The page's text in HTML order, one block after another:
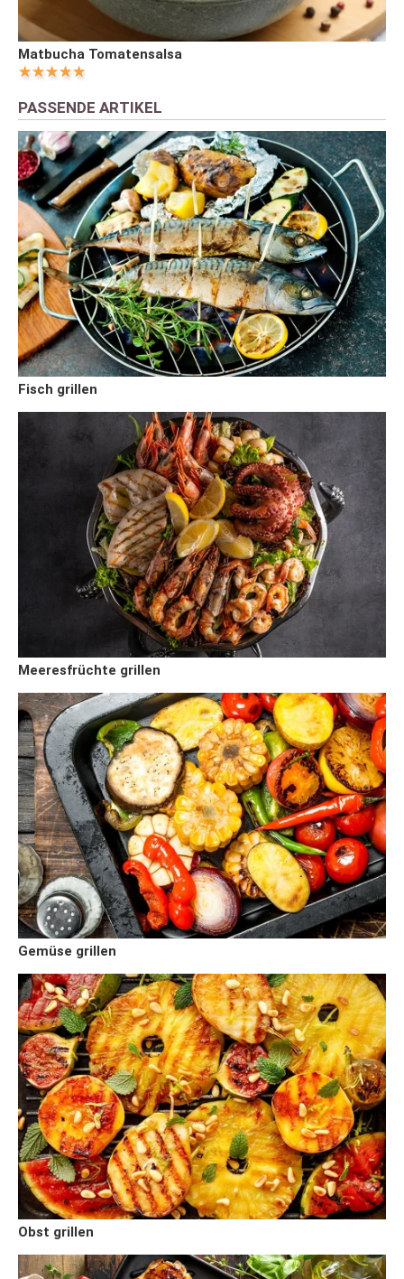
Matbucha Tomatensalsa
PASSENDE ARTIKEL
Fisch grillen
Meeresfrüchte grillen
Gemüse grillen
Obst grillen